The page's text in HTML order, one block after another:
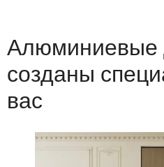
Алюминиевые
созданы
вас